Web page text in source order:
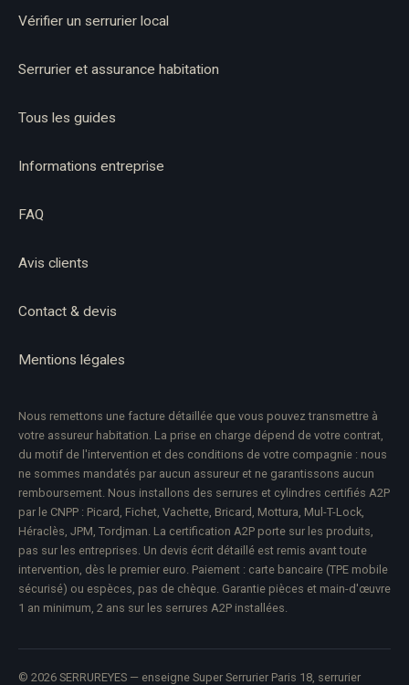
Vérifier un serrurier local
Serrurier et assurance habitation
Tous les guides
Informations entreprise
FAQ
Avis clients
Contact & devis
Mentions légales
Nous remettons une facture détaillée que vous pouvez transmettre à
votre assureur habitation. La prise en charge dépend de votre contrat,
du motif de l'intervention et des conditions de votre compagnie : nous
ne sommes mandatés par aucun assureur et ne garantissons aucun
remboursement. Nous installons des serrures et cylindres certifiés A2P
par le CNPP : Picard, Fichet, Vachette, Bricard, Mottura, Mul-T-Lock,
Héraclès, JPM, Tordjman. La certification A2P porte sur les produits,
pas sur les entreprises. Un devis écrit détaillé est remis avant toute
intervention, dès le premier euro. Paiement : carte bancaire (TPE mobile
sécurisé) ou espèces, pas de chèque. Garantie pièces et main-d'œuvre
1 an minimum, 2 ans sur les serrures A2P installées.
© 2026 SERRUREYES — enseigne Super Serrurier Paris 18, serrurier